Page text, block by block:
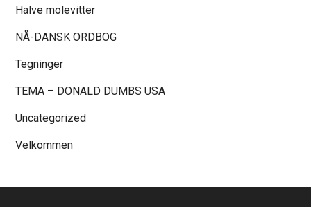
Halve molevitter
NÅ-DANSK ORDBOG
Tegninger
TEMA – DONALD DUMBS USA
Uncategorized
Velkommen